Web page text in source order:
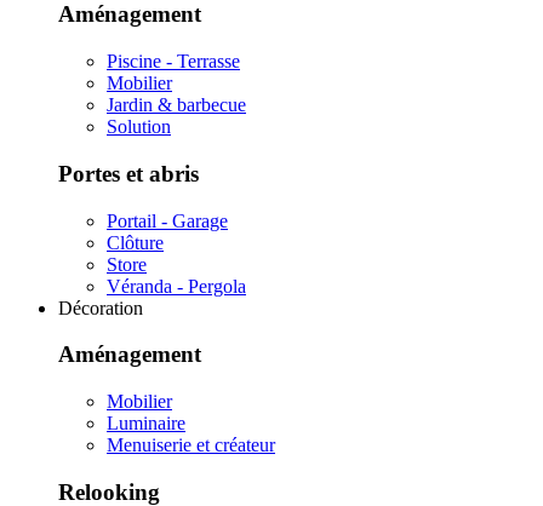
Aménagement
Piscine - Terrasse
Mobilier
Jardin & barbecue
Solution
Portes et abris
Portail - Garage
Clôture
Store
Véranda - Pergola
Décoration
Aménagement
Mobilier
Luminaire
Menuiserie et créateur
Relooking